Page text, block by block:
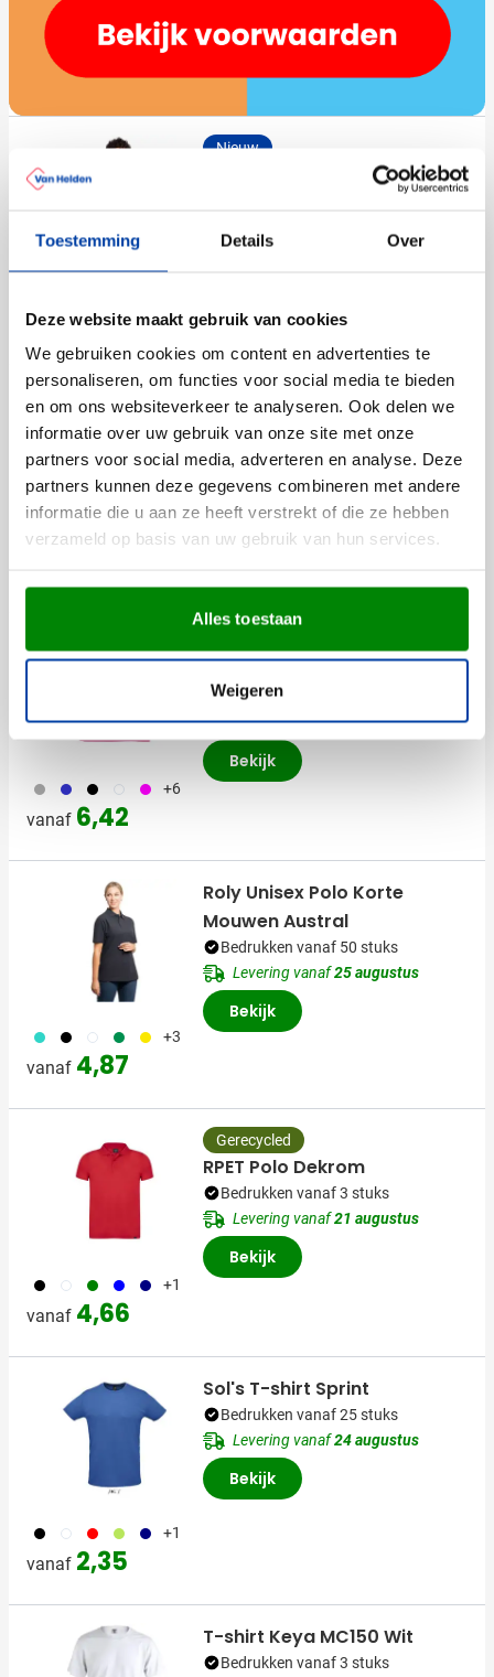
Toestemming Details Over
Deze website maakt gebruik van cookies
We gebruiken cookies om content en advertenties te
personaliseren, om functies voor social media te bieden
en om ons websiteverkeer te analyseren. Ook delen we
informatie over uw gebruik van onze site met onze
partners voor social media, adverteren en analyse. Deze
partners kunnen deze gegevens combineren met andere
informatie die u aan ze heeft verstrekt of die ze hebben
verzameld op basis van uw gebruik van hun services.
Alles toestaan
Weigeren
vanaf 1,56
Nieuw
Roly Katoenen Unisex T-Shirt
Atomic
Bekijk
044188210 169 224 +3
Roly Unisex Sportshirt
Indianapolis
Bedrukken vanaf 50 stuks
Levering vanaf25 augustus
Bekijk
099 023 001 002 046 +6
vanaf 6,42
Bedrukken vanaf 20 stuks
Levering vanaf25 augustus
Bekijk
033 001 002 134 006 +3
vanaf 4,87
Roly Unisex Polo Korte
Mouwen Austral
Bedrukken vanaf 50 stuks
Levering vanaf25 augustus
Bekijk
001 002 004 005 536 +1
vanaf 4,66
Gerecycled
RPET Polo Dekrom
Bedrukken vanaf 3 stuks
Levering vanaf21 augustus
Bekijk
001 002 008 119 492 +1
vanaf 2,35
Sol's T-shirt Sprint
Bedrukken vanaf 25 stuks
Levering vanaf24 augustus
Bekijk
T-shirt Keya MC150 Wit
Bedrukken vanaf 3 stuks